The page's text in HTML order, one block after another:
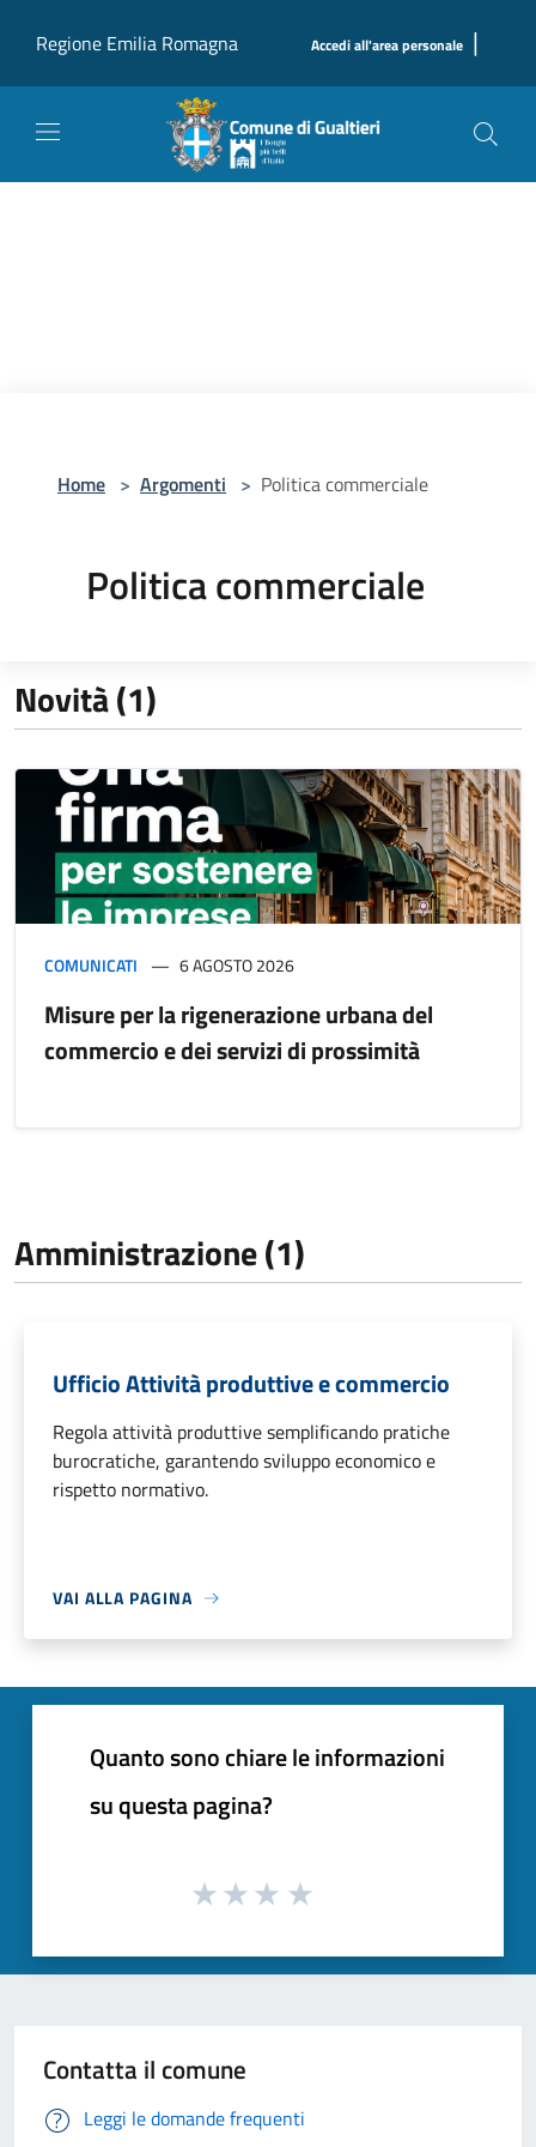
Regione Emilia Romagna
Accedi all'area personale |
Home > Argomenti > Politica commerciale
Politica commerciale
Novità (1)
COMUNICATI 6 AGOSTO 2026
Misure per la rigenerazione urbana del
commercio e dei servizi di prossimità
Amministrazione (1)
Ufficio Attività produttive e commercio
Regola attività produttive semplificando pratiche
burocratiche, garantendo sviluppo economico e
rispetto normativo.
VAI ALLA PAGINA
Quanto sono chiare le informazioni
su questa pagina?
Contatta il comune
Leggi le domande frequenti